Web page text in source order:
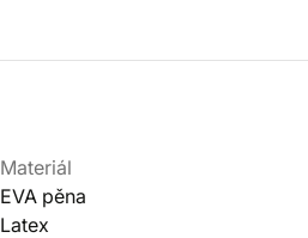
Materiál
EVA pěna
Latex